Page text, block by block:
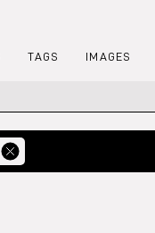
TAGS IMAGES